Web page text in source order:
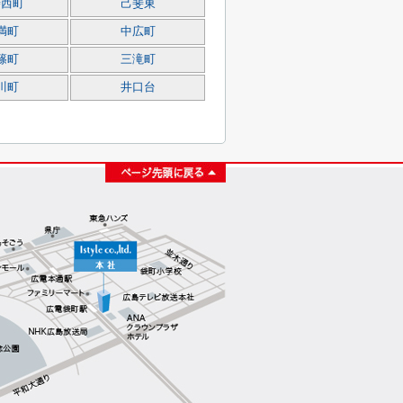
町 己斐東
町 中広町
町 三滝町
町 井口台